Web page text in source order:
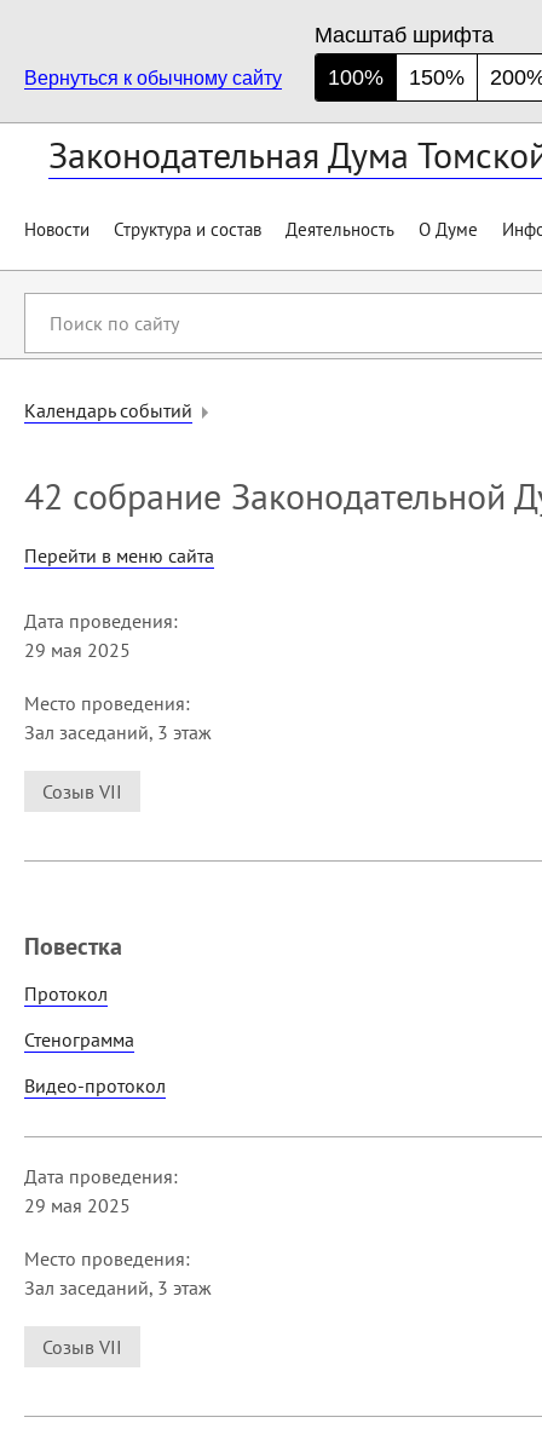
Вернуться к обычному сайту
Масштаб шрифта
100%
150%
Законодательная Дума
Новости Структура и состав Деятельность О Думе
сайту
Календарь событий
42 собрание Законодательной
Перейти в меню сайта
Дата проведения:
29 мая 2025
Место проведения:
Зал заседаний, 3 этаж
Созыв VII
Повестка
Протокол
Стенограмма
Видео-протокол
Дата проведения:
29 мая 2025
Место проведения:
Зал заседаний, 3 этаж
Созыв VII